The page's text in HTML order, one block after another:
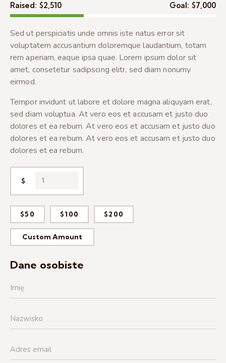
Raised: $2,510 Goal: $7,000
Sed ut perspiciatis unde omnis iste natus error sit
voluptatem accusantium doloremque laudantium, totam
rem aperiam, eaque ipsa quae. Lorem ipsum dolor sit
amet, consetetur sadipscing elitr, sed diam nonumy
eirmod.
Tempor invidunt ut labore et dolore magna aliquyam erat,
sed diam voluptua. At vero eos et accusam et justo duo
dolores et ea rebum. At vero eos et accusam et justo duo
dolores et ea rebum. At vero eos et accusam et justo duo
dolores et ea rebum.
$
$50 $100 $200
Custom Amount
Dane osobiste